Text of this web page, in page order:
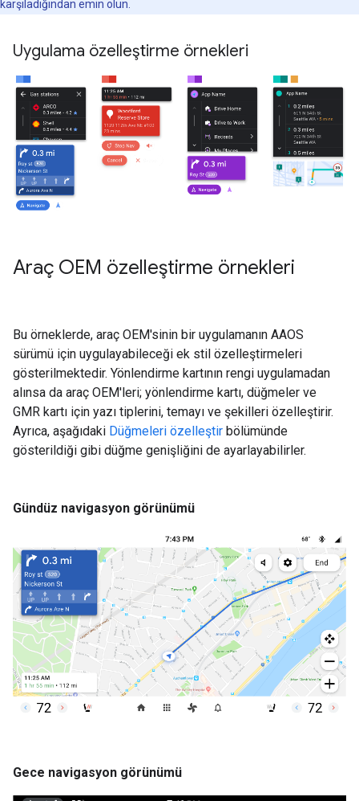
karşıladığından emin olun.
Uygulama özelleştirme örnekleri
Araç OEM özelleştirme örnekleri
Bu örneklerde, araç OEM'sinin bir uygulamanın AAOS
sürümü için uygulayabileceği ek stil özelleştirmeleri
gösterilmektedir. Yönlendirme kartının rengi uygulamadan
alınsa da araç OEM'leri; yönlendirme kartı, düğmeler ve
GMR kartı için yazı tiplerini, temayı ve şekilleri özelleştirir.
Ayrıca, aşağıdaki Düğmeleri özelleştir bölümünde
gösterildiği gibi düğme genişliğini de ayarlayabilirler.
Gündüz navigasyon görünümü
Gece navigasyon görünümü